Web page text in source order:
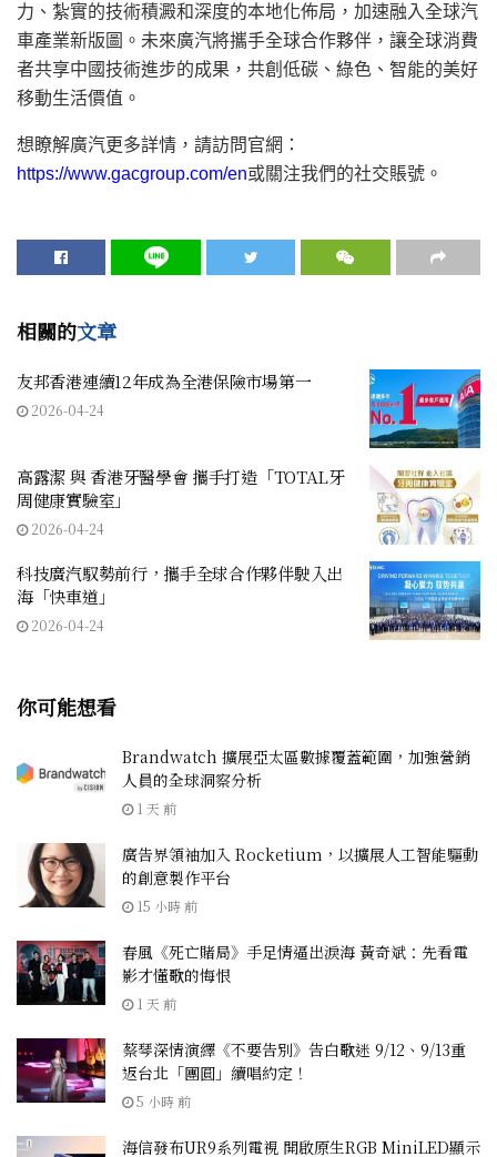
力、紮實的技術積澱和深度的本地化佈局，加速融入全球汽
車產業新版圖。未來廣汽將攜手全球合作夥伴，讓全球消費
者共享中國技術進步的成果，共創低碳、綠色、智能的美好
移動生活價值。
想瞭解廣汽更多詳情，請訪問官網：
https://www.gacgroup.com/en或關注我們的社交賬號。
相關的文章
友邦香港連續12年成為全港保險市場第一
2026-04-24
高露潔 與 香港牙醫學會 攜手打造「TOTAL牙
周健康實驗室」
2026-04-24
科技廣汽馭勢前行，攜手全球合作夥伴駛入出
海「快車道」
2026-04-24
你可能想看
Brandwatch 擴展亞太區數據覆蓋範圍，加強營銷
人員的全球洞察分析
1 天 前
廣告界領袖加入 Rocketium，以擴展人工智能驅動
的創意製作平台
15 小時 前
春風《死亡賭局》手足情逼出淚海 黃奇斌：先看電
影才懂歌的悔恨
1 天 前
蔡琴深情演繹《不要告別》告白歌迷 9/12、9/13重
返台北「團圓」續唱約定！
5 小時 前
海信發布UR9系列電視 開啟原生RGB MiniLED顯示